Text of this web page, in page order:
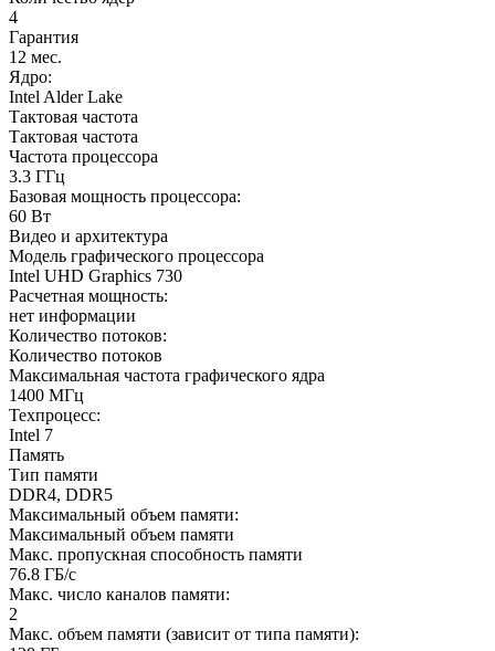
4
Гарантия
12 мес.
Ядро:
Intel Alder Lake
Тактовая частота
Тактовая частота
Частота процессора
3.3 ГГц
Базовая мощность процессора:
60 Вт
Видео и архитектура
Модель графического процессора
Intel UHD Graphics 730
Расчетная мощность:
нет информации
Количество потоков:
Количество потоков
Максимальная частота графического ядра
1400 МГц
Техпроцесс:
Intel 7
Память
Тип памяти
DDR4, DDR5
Максимальный объем памяти:
Максимальный объем памяти
Макс. пропускная способность памяти
76.8 ГБ/с
Макс. число каналов памяти:
2
Макс. объем памяти (зависит от типа памяти):